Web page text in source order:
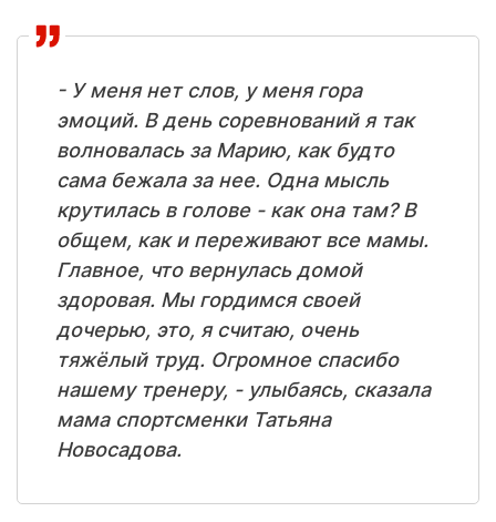
- У меня нет слов, у меня гора
эмоций. В день соревнований я так
волновалась за Марию, как будто
сама бежала за нее. Одна мысль
крутилась в голове - как она там? В
общем, как и переживают все мамы.
Главное, что вернулась домой
здоровая. Мы гордимся своей
дочерью, это, я считаю, очень
тяжёлый труд. Огромное спасибо
нашему тренеру, - улыбаясь, сказала
мама спортсменки Татьяна
Новосадова.